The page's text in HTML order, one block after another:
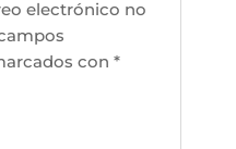
electrónico no
con *